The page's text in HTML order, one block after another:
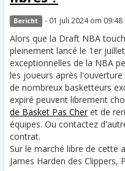
Bericht - 01 juli 2024 om 09:48
Alors que la Draft NBA
pleinement lancé le 1er
exceptionnelles de la NBA
les joueurs après
de nombreux basketteurs
expiré peuvent librement
de Basket Pas Cheret de
équipes. Ou contactez
contrat.
Sur le marché libre de cette
James Harden des Clippers,